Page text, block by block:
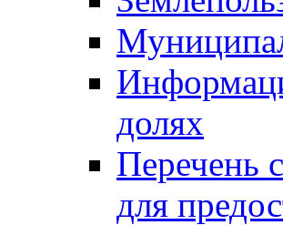
долях
Перечень
для